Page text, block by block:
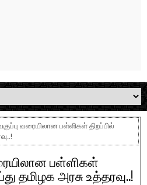
வரையிலான பள்ளிகள் திறப்பில்
பள்ளிகள்
தமிழக அரசு உத்தரவு..!